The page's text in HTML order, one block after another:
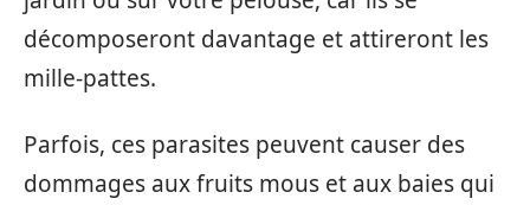
décomposeront davantage et attireront les
mille-pattes.
Parfois, ces parasites peuvent causer des
dommages aux fruits mous et aux baies qui